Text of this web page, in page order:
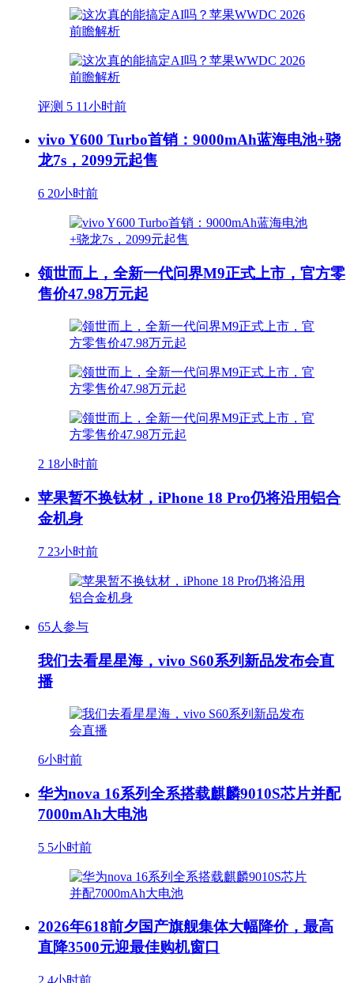
评测 5 11小时前
vivo Y600 Turbo首销：9000mAh蓝海电池+骁
龙7s，2099元起售
6 20小时前
领世而上，全新一代问界M9正式上市，官方零
售价47.98万元起
2 18小时前
苹果暂不换钛材，iPhone 18 Pro仍将沿用铝合
金机身
7 23小时前
65人参与
我们去看星星海，vivo S60系列新品发布会直
播
6小时前
华为nova 16系列全系搭载麒麟9010S芯片并配
7000mAh大电池
5 5小时前
2026年618前夕国产旗舰集体大幅降价，最高
直降3500元迎最佳购机窗口